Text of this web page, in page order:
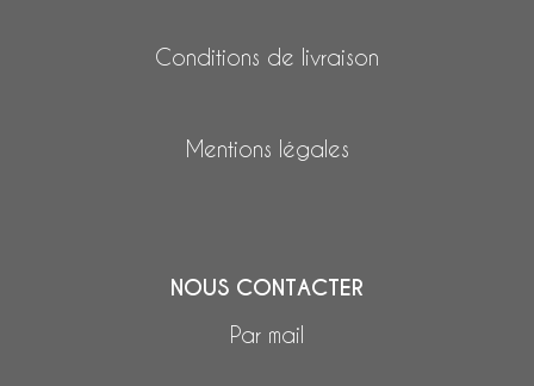
Conditions de livraison
Mentions légales
NOUS CONTACTER
Par mail